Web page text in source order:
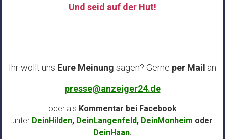
Und seid auf der Hut!
Ihr wollt uns Eure Meinung sagen? Gerne per Mail an
presse@anzeiger24.de
oder als Kommentar bei Facebook
unter DeinHilden, DeinLangenfeld, DeinMonheim oder
DeinHaan.